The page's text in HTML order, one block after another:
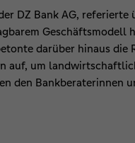
DZ Bank AG, referierte
Geschäftsmodell
darüber hinaus die
auf, um
den